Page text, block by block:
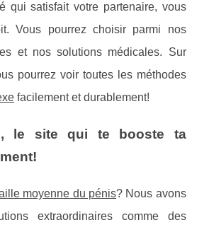
qui satisfait votre partenaire, vous
Vous pourrez choisir parmi nos
et nos solutions médicales. Sur
pourrez voir toutes les méthodes
facilement et durablement!
le site qui te booste ta
moyenne du pénis? Nous avons
extraordinaires comme des